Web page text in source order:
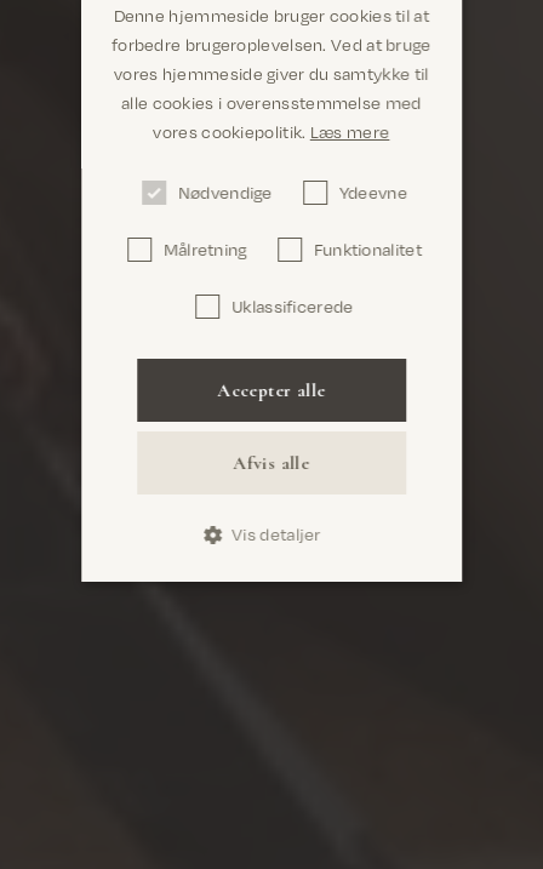
Bekræft
Denne hjemmeside bruger cookies til at
forbedre brugeroplevelsen. Ved at bruge
vores hjemmeside giver du samtykke til
alle cookies i overensstemmelse med
vores cookiepolitik. Læs mere
Nødvendige Ydeevne
Målretning Funktionalitet
Uklassificerede
Accepter alle
Afvis alle
Vis detaljer